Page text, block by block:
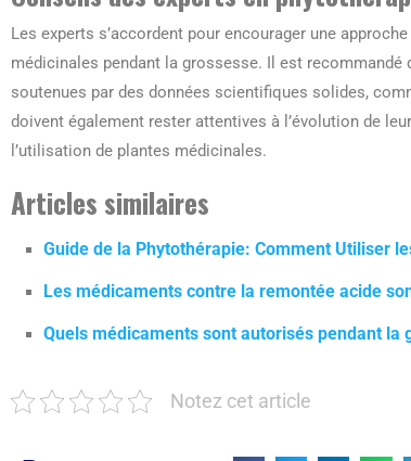
Les experts s’accordent pour encourager une
médicinales pendant la grossesse. Il est
soutenues par des données scientifiques solides,
doivent également rester attentives à l’évolution de
l’utilisation de plantes médicinales.
Articles similaires
Guide de la Phytothérapie: Comment Utiliser
Les médicaments contre la remontée acide
Quels médicaments sont autorisés pendant la
Notez cet article